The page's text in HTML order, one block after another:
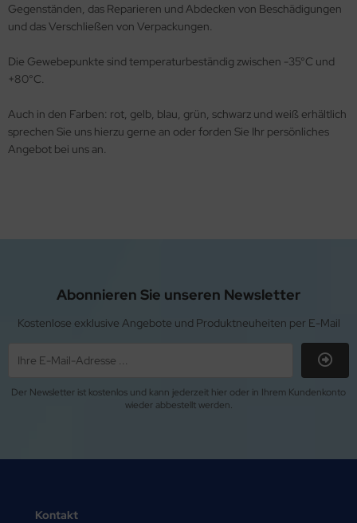
Gegenständen, das Reparieren und Abdecken von Beschädigungen
und das Verschließen von Verpackungen.
Die Gewebepunkte sind temperaturbeständig zwischen -35°C und
+80°C.
Auch in den Farben: rot, gelb, blau, grün, schwarz und weiß erhältlich
sprechen Sie uns hierzu gerne an oder forden Sie Ihr persönliches
Angebot bei uns an.
Abonnieren Sie unseren Newsletter
Kostenlose exklusive Angebote und Produktneuheiten per E-Mail
Der Newsletter ist kostenlos und kann jederzeit hier oder in Ihrem Kundenkonto
wieder abbestellt werden.
Kontakt